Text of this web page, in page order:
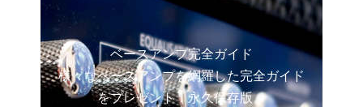
ベースアンプ完全ガイド
様々なベースアンプを網羅した完全ガイド
をプレゼント！永久保存版。